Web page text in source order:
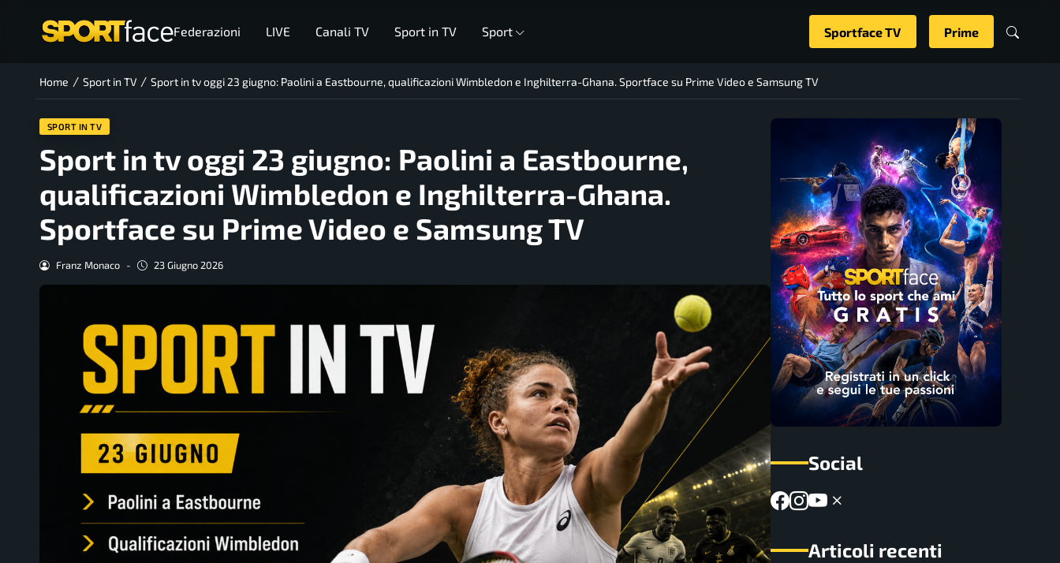
Federazioni LIVE Canali TV Sport in TV Sport Sportface TV Prime
Home / Sport in TV / Sport in tv oggi 23 giugno: Paolini a Eastbourne, qualificazioni Wimbledon e Inghilterra-Ghana. Sportface su Prime Video e Samsung TV
SPORT IN TV
Sport in tv oggi 23 giugno: Paolini a Eastbourne,
qualificazioni Wimbledon e Inghilterra-Ghana.
Sportface su Prime Video e Samsung TV
Franz Monaco - 23 Giugno 2026
Social
Articoli recenti